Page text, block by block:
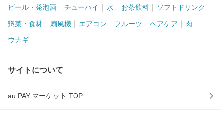
ビール・発泡酒 チューハイ 水 お茶飲料 ソフトドリンク
惣菜・食材 扇風機 エアコン フルーツ ヘアケア 肉
ウナギ
サイトについて
au PAY マーケット TOP